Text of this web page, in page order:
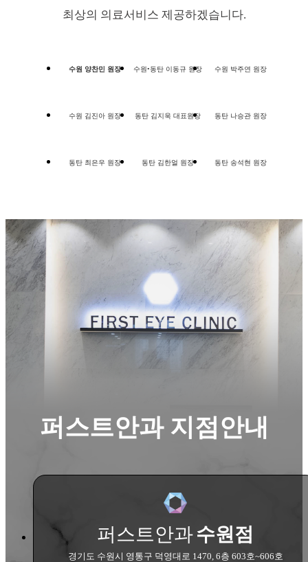
최상의 의료서비스 제공하겠습니다.
수원 양찬민 원장 수원•동탄 이동규 원장 수원 박주연 원장
수원 김진아 원장 동탄 김지욱 대표원장 동탄 나승관 원장
동탄 최은우 원장 동탄 김한얼 원장 동탄 송석현 원장
퍼스트안과 지점안내
퍼스트안과수원점
경기도 수원시 영통구 덕영대로 1470, 6층 603호~606호